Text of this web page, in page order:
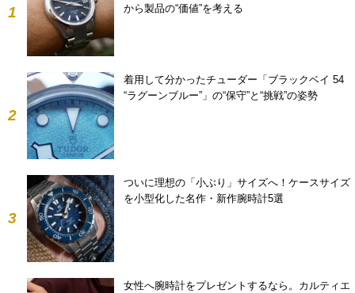
1
から製品の“価値”を考える
2
着用して分かったチューダー「ブラックベイ 54
“ラグーンブルー”」の“保守”と“挑戦”の姿勢
3
ついに理想の「小ぶり」サイズへ！ケースサイズ
を小型化した名作・新作腕時計5選
女性へ腕時計をプレゼントするなら。カルティエ